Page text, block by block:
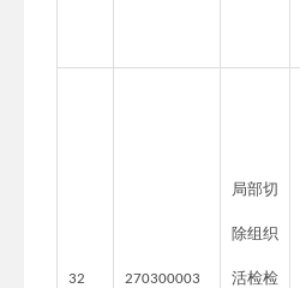
32 270300003
局部切
除组织
活检检